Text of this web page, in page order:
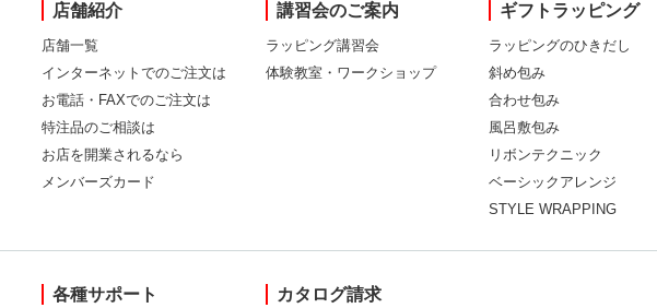
店舗紹介
店舗一覧
インターネットでのご注文は
お電話・FAXでのご注文は
特注品のご相談は
お店を開業されるなら
メンバーズカード
講習会のご案内
ラッピング講習会
体験教室・ワークショップ
ギフトラッピング
ラッピングのひきだし
斜め包み
合わせ包み
風呂敷包み
リボンテクニック
ベーシックアレンジ
STYLE WRAPPING
各種サポート カタログ請求